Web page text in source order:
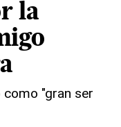
la
"gran ser